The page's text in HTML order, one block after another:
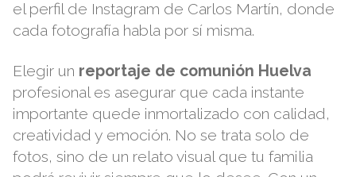
elperfil de Instagram de Carlos Martín, donde
cada fotografía habla por sí misma.
Elegir un reportaje de comunión Huelva
profesional es asegurar que cada instante
importante quede inmortalizado con calidad,
creatividad y emoción. No se trata solo de
fotos, sino de un relato visual que tu familia